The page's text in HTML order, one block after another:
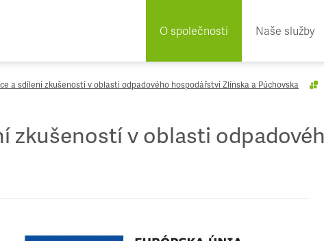
O společnosti Naše služby
a sdílení zkušeností v oblasti odpadového hospodářství Zlínska a Púchovska
zkušeností v oblasti